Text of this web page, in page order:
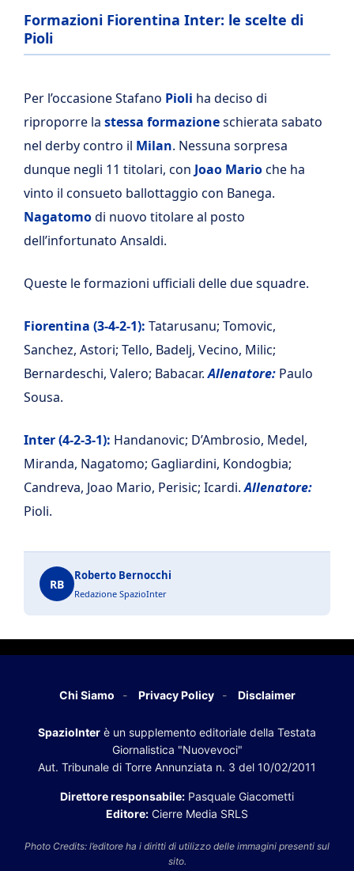
Formazioni Fiorentina Inter: le scelte di
Pioli
Per l’occasione Stafano Pioli ha deciso di
riproporre la stessa formazioneschierata sabato
nel derby contro il Milan. Nessuna sorpresa
dunque negli 11 titolari, con Joao Marioche ha
vinto il consueto ballottaggio con Banega.
Nagatomodi nuovo titolare al posto
dell’infortunato Ansaldi.
Queste le formazioni ufficiali delle due squadre.
Fiorentina (3-4-2-1): Tatarusanu; Tomovic,
Sanchez, Astori; Tello, Badelj, Vecino, Milic;
Bernardeschi, Valero; Babacar.Allenatore: Paulo
Sousa.
Inter (4-2-3-1): Handanovic; D’Ambrosio, Medel,
Miranda, Nagatomo; Gagliardini, Kondogbia;
Candreva, Joao Mario, Perisic; Icardi.Allenatore:
Pioli.
RB
Roberto Bernocchi
Redazione SpazioInter
Chi Siamo Privacy Policy Disclaimer
SpazioInter è un supplemento editoriale della Testata
Giornalistica "Nuovevoci"
Aut. Tribunale di Torre Annunziata n. 3 del 10/02/2011
Direttore responsabile: Pasquale Giacometti
Editore: Cierre Media SRLS
Photo Credits: l’editore ha i diritti di utilizzo delle immagini presenti sul
sito.